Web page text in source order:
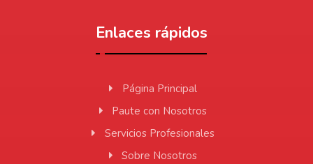
Enlaces rápidos
Página Principal
Paute con Nosotros
Servicios Profesionales
Sobre Nosotros